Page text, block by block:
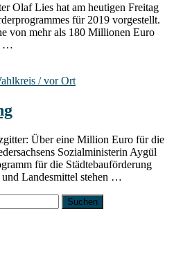
Olaf Lies hat am heutigen Freitag
für 2019 vorgestellt.
von mehr als 180 Millionen Euro
…
/ vor Ort
Über eine Million Euro für die
Sozialministerin Aygül
für die Städtebauförderung
Landesmittel stehen …